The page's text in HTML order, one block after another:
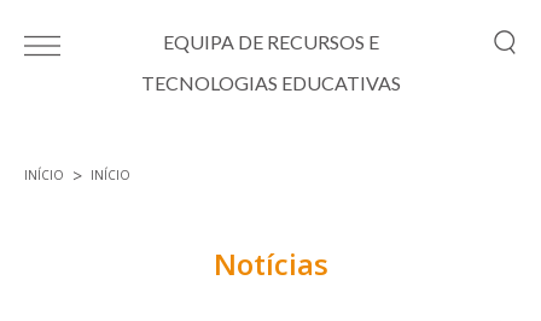
EQUIPA DE RECURSOS E
TECNOLOGIAS EDUCATIVAS
INÍCIO INÍCIO
Notícias